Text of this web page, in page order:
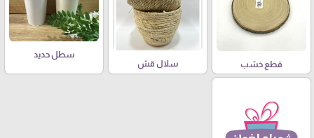
قطع خشب سلال قش
سطل حديد